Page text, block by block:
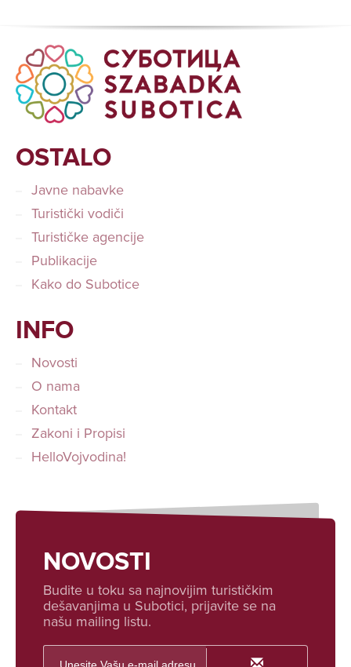
OSTALO
Javne nabavke
Turistički vodiči
Turističke agencije
Publikacije
Kako do Subotice
INFO
Novosti
O nama
Kontakt
Zakoni i Propisi
HelloVojvodina!
NOVOSTI
Budite u toku sa najnovijim turističkim
dešavanjima u Subotici, prijavite se na
našu mailing listu.